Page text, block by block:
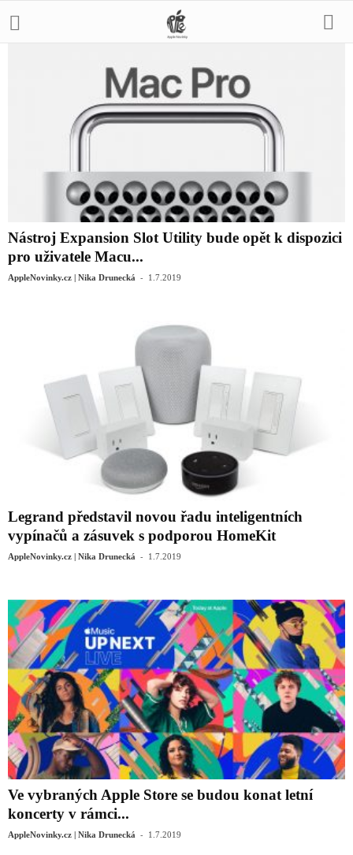
Nástroj Expansion Slot Utility bude opět k dispozici
pro uživatele Macu...
AppleNovinky.cz | Nika Drunecká - 1.7.2019
Legrand představil novou řadu inteligentních
vypínačů a zásuvek s podporou HomeKit
AppleNovinky.cz | Nika Drunecká - 1.7.2019
Ve vybraných Apple Store se budou konat letní
koncerty v rámci...
AppleNovinky.cz | Nika Drunecká - 1.7.2019